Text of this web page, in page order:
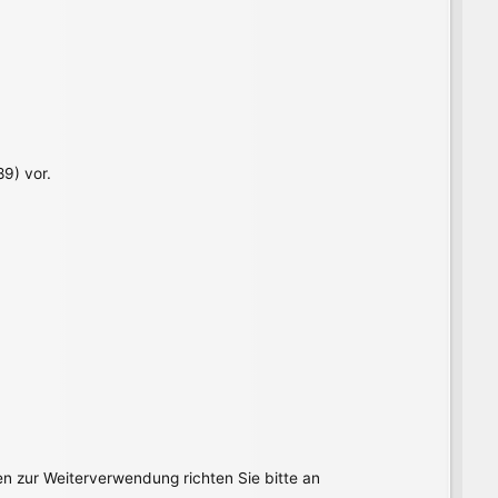
vor.
zur Weiterverwendung richten Sie bitte an